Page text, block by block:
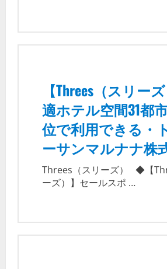
【Threes（スリー
適ホテル空間31都
位で利用できる・
ーサンマルナナ株
Threes（スリーズ） ◆【
ーズ）】セールスポ …